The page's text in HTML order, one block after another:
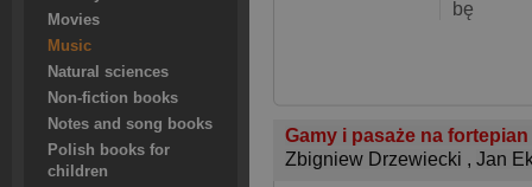
Movies
Music
Natural sciences
Non-fiction books
Notes and song books
Polish books for
children
bę
Gamy i pasaże na
Zbigniew Drzewiecki , Jan